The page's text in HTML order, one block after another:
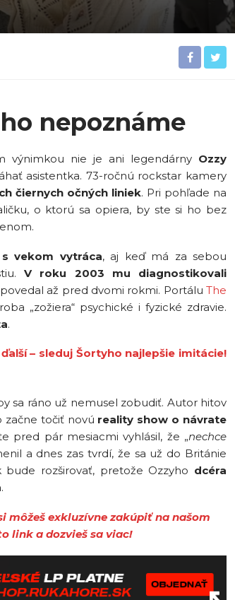
nepoznáme
výnimkou nie je ani legendárny Ozzy
asistentka. 73-ročnú rockstar kamery
čiernych očných liniek. Pri pohľade na
o ktorú sa opiera, by ste si ho bez
vekom vytráca, aj keď má za sebou
V roku 2003 mu diagnostikovali
povedal až pred dvomi rokmi. PortáluThe
„zožiera“ psychické i fyzické zdravie.
.
ďalší – sleduj Šortyho najlepšie imitácie!
sa ráno už nemusel zobudiť. Autor hitov
začne točiť novú reality show o návrate
pred pár mesiacmi vyhlásil, že „nechce
a dnes zas tvrdí, že sa už do Británie
rozširovať, pretože Ozzyho dcéra
.
môžeš exkluzívne zakúpiť na našom
link a dozvieš sa viac!